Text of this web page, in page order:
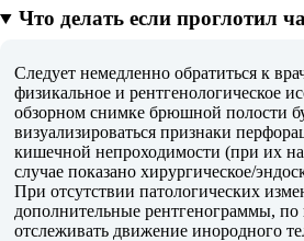
Что делать если проглотил
Следует немедленно обратиться к
физикальное и рентгенологическое
обзорном снимке брюшной полости
визуализироваться признаки
кишечной непроходимости (при их
случае показано хирургическое/
При отсутствии патологических
дополнительные рентгенограммы, по
отслеживать движение инородного